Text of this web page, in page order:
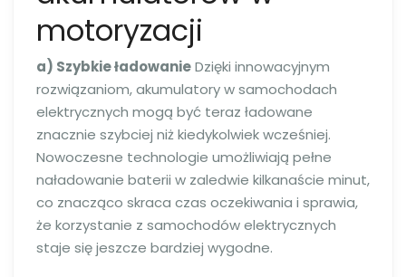
motoryzacji
a) Szybkie ładowanieDzięki innowacyjnym
rozwiązaniom, akumulatory w samochodach
elektrycznych mogą być teraz ładowane
znacznie szybciej niż kiedykolwiek wcześniej.
Nowoczesne technologie umożliwiają pełne
naładowanie baterii w zaledwie kilkanaście minut,
co znacząco skraca czas oczekiwania i sprawia,
że korzystanie z samochodów elektrycznych
staje się jeszcze bardziej wygodne.